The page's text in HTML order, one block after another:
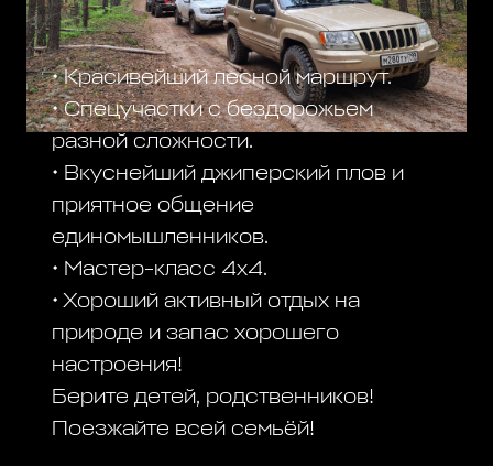
• Красивейший лесной маршрут.
• Спецучастки с бездорожьем
разной сложности.
• Вкуснейший джиперский плов и
приятное общение
единомышленников.
• Мастер-класс 4х4.
• Хороший активный отдых на
природе и запас хорошего
настроения!
Берите детей, родственников!
Поезжайте всей семьёй!